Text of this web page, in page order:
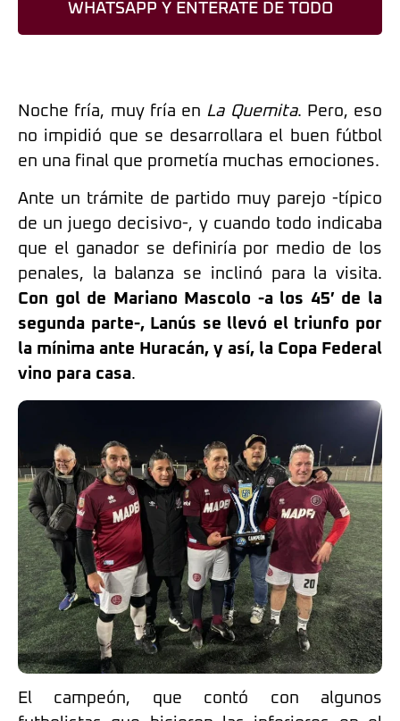
WHATSAPP Y ENTERATE DE TODO
Noche fría, muy fría en La Quemita. Pero, eso
no impidió que se desarrollara el buen fútbol
en una final que prometía muchas emociones.
Ante un trámite de partido muy parejo -típico
de un juego decisivo-, y cuando todo indicaba
que el ganador se definiría por medio de los
penales, la balanza se inclinó para la visita.
Con gol de Mariano Mascolo -a los 45′ de la
segunda parte-, Lanús se llevó el triunfo por
la mínima ante Huracán, y así, la Copa Federal
vino para casa.
El campeón, que contó con algunos